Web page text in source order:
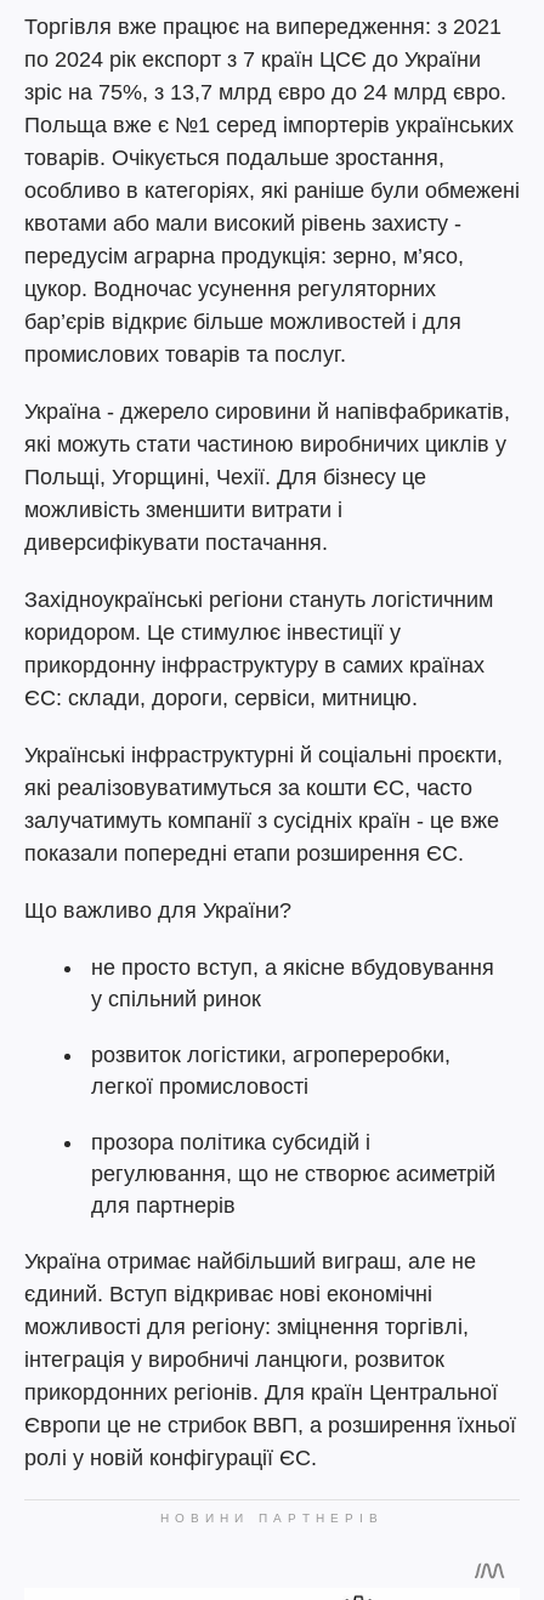
Торгівля вже працює на випередження: з 2021
по 2024 рік експорт з 7 країн ЦСЄ до України
зріс на 75%, з 13,7 млрд євро до 24 млрд євро.
Польща вже є №1 серед імпортерів українських
товарів. Очікується подальше зростання,
особливо в категоріях, які раніше були обмежені
квотами або мали високий рівень захисту -
передусім аграрна продукція: зерно, м’ясо,
цукор. Водночас усунення регуляторних
бар’єрів відкриє більше можливостей і для
промислових товарів та послуг.
Україна - джерело сировини й напівфабрикатів,
які можуть стати частиною виробничих циклів у
Польщі, Угорщині, Чехії. Для бізнесу це
можливість зменшити витрати і
диверсифікувати постачання.
Західноукраїнські регіони стануть логістичним
коридором. Це стимулює інвестиції у
прикордонну інфраструктуру в самих країнах
ЄС: склади, дороги, сервіси, митницю.
Українські інфраструктурні й соціальні проєкти,
які реалізовуватимуться за кошти ЄС, часто
залучатимуть компанії з сусідніх країн - це вже
показали попередні етапи розширення ЄС.
Що важливо для України?
не просто вступ, а якісне вбудовування
у спільний ринок
розвиток логістики, агропереробки,
легкої промисловості
прозора політика субсидій і
регулювання, що не створює асиметрій
для партнерів
Україна отримає найбільший виграш, але не
єдиний. Вступ відкриває нові економічні
можливості для регіону: зміцнення торгівлі,
інтеграція у виробничі ланцюги, розвиток
прикордонних регіонів. Для країн Центральної
Європи це не стрибок ВВП, а розширення їхньої
ролі у новій конфігурації ЄС.